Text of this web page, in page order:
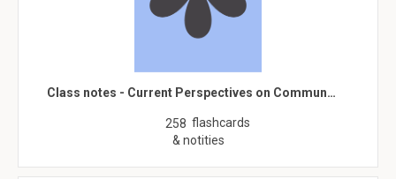
Class notes - Current Perspectives on Commun…
258 flashcards
& notities